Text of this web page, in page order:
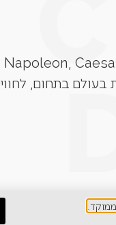
בתחום,